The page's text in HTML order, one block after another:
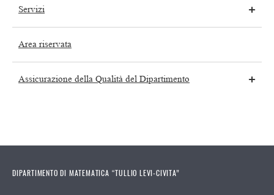
Servizi
Area riservata
Assicurazione della Qualità del Dipartimento
DIPARTIMENTO DI MATEMATICA “TULLIO LEVI-CIVITA”